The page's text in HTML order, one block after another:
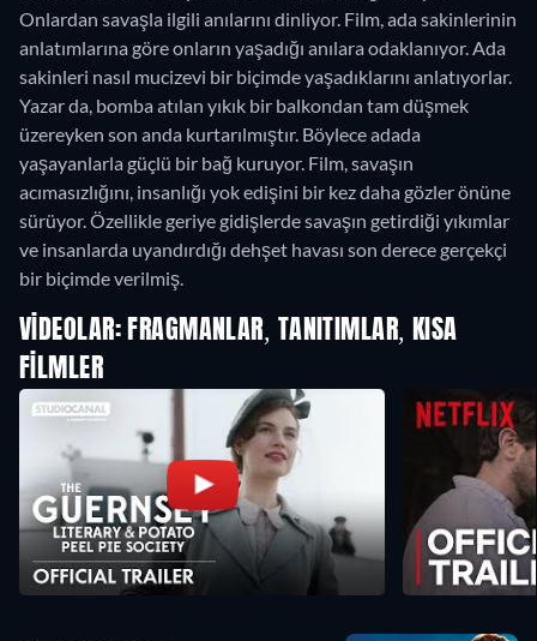
Onlardan savaşla ilgili anılarını dinliyor. Film, ada sakinlerinin
anlatımlarına göre onların yaşadığı anılara odaklanıyor. Ada
sakinleri nasıl mucizevi bir biçimde yaşadıklarını anlatıyorlar.
Yazar da, bomba atılan yıkık bir balkondan tam düşmek
üzereyken son anda kurtarılmıştır. Böylece adada
yaşayanlarla güçlü bir bağ kuruyor. Film, savaşın
acımasızlığını, insanlığı yok edişini bir kez daha gözler önüne
sürüyor. Özellikle geriye gidişlerde savaşın getirdiği yıkımlar
ve insanlarda uyandırdığı dehşet havası son derece gerçekçi
bir biçimde verilmiş.
VIDEOLAR: FRAGMANLAR, TANITIMLAR, KISA
FILMLER